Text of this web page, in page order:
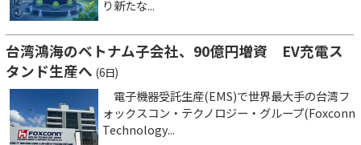
り新たな...
台湾鴻海のベトナム子会社、90億円増資 EV充電ス
タンド生産へ (6日)
電子機器受託生産(EMS)で世界最大手の台湾フ
ォックスコン・テクノロジー・グループ(Foxconn
Technology...